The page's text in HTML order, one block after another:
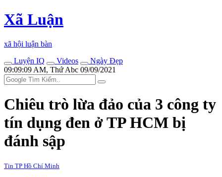
Xã Luận
xã hội luận bàn
Luyện IQ
Videos
Ngày Đẹp
09:09:09 AM, Thứ Abc 09/09/2021
Chiêu trò lừa đảo của 3 công ty
tín dụng đen ở TP HCM bị
đánh sập
Tin TP Hồ Chí Minh